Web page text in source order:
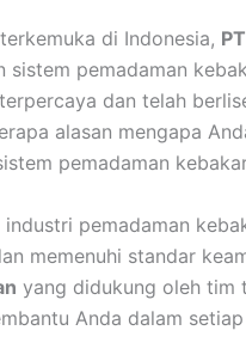
terkemuka di Indonesia,
sistem pemadaman
dan telah
alasan mengapa
pemadaman
industri pemadaman
memenuhi standar
yang didukung oleh tim
Anda dalam